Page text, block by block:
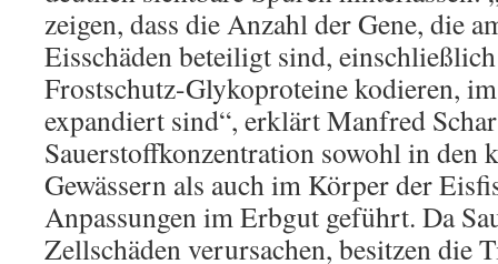
zeigen, dass die Anzahl der Gene, die
Eisschäden beteiligt sind,
Frostschutz-Glykoproteine kodieren,
expandiert sind“, erklärt Manfred
Sauerstoffkonzentration sowohl in den
Gewässern als auch im Körper der
Anpassungen im Erbgut geführt. Da
Zellschäden verursachen, besitzen die